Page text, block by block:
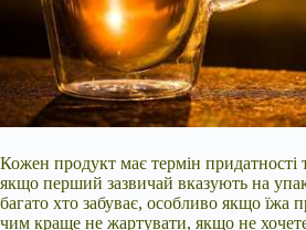
Кожен продукт має термін придатності
якщо перший зазвичай вказують на
багато хто забуває, особливо якщо їжа
чим краще не жартувати, якщо не